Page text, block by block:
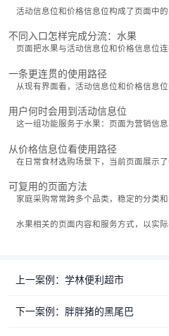
活动信息位和价格信息位构成了页面中
不同入口怎样完成分流：水果
页面把水果与活动信息位和价格信息位
一条更连贯的使用路径
从现有界面看，活动信息位和价格信息
用户何时会用到活动信息位
这一组功能服务于水果：页面为营销信
从价格信息位看使用路径
在日常食材选购场景下，当前页面展示
可复用的页面方法
家庭采购常常跨多个品类，稳定的分类
水果相关的页面内容和服务方式，以实际
上一案例：学林便利超市
下一案例：胖胖猪的黑尾巴